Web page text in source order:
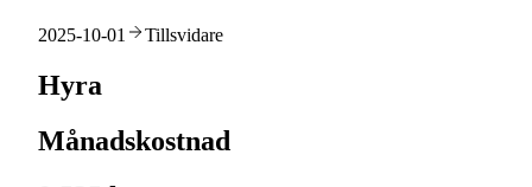
2025-10-01 Tillsvidare
Hyra
Månadskostnad